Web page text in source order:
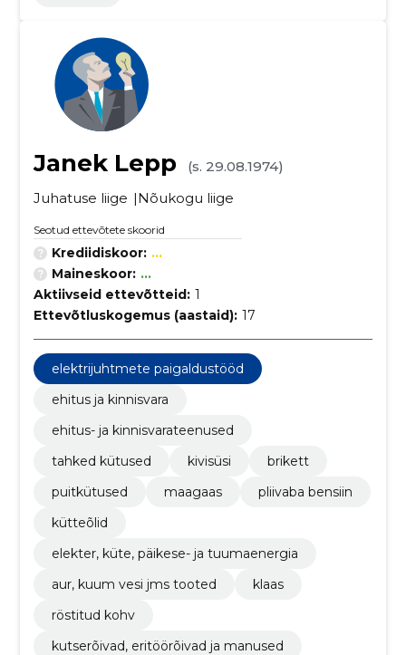
Janek Lepp
(s. 29.08.1974)
Juhatuse liige
Nõukogu liige
Seotud ettevõtete skoorid
Krediidiskoor: ...
Maineskoor: ...
Aktiivseid ettevõtteid: 1
Ettevõtluskogemus (aastaid): 17
elektrijuhtmete paigaldustööd
ehitus ja kinnisvara
ehitus- ja kinnisvarateenused
tahked kütused
kivisüsi
brikett
puitkütused
maagaas
pliivaba bensiin
kütteõlid
elekter, küte, päikese- ja tuumaenergia
aur, kuum vesi jms tooted
klaas
röstitud kohv
kutserõivad, eritöörõivad ja manused